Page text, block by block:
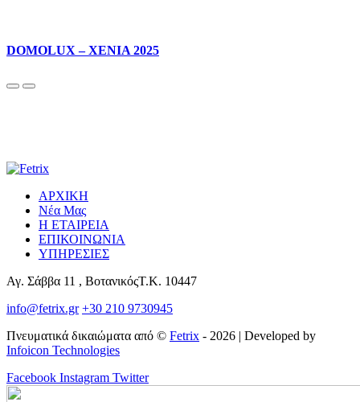
DOMOLUX – XENIA 2025
ΑΡΧΙΚΗ
Νέα Μας
Η ΕΤΑΙΡΕΙΑ
ΕΠΙΚΟΙΝΩΝΙΑ
ΥΠΗΡΕΣΙΕΣ
Αγ. Σάββα 11 , ΒοτανικόςΤ.Κ. 10447
info@fetrix.gr +30 210 9730945
Πνευματικά δικαιώματα από © Fetrix - 2026 | Developed by
Infoicon Technologies
Facebook Instagram Twitter